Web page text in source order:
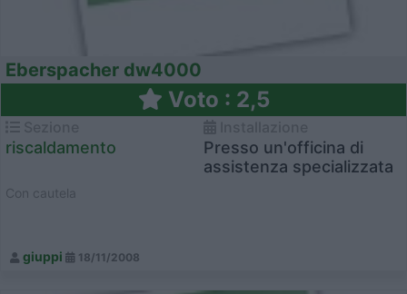
Eberspacher dw4000
Voto : 2,5
riscaldamento
Presso un'officina di
assistenza specializzata
Con cautela
giuppi 18/11/2008